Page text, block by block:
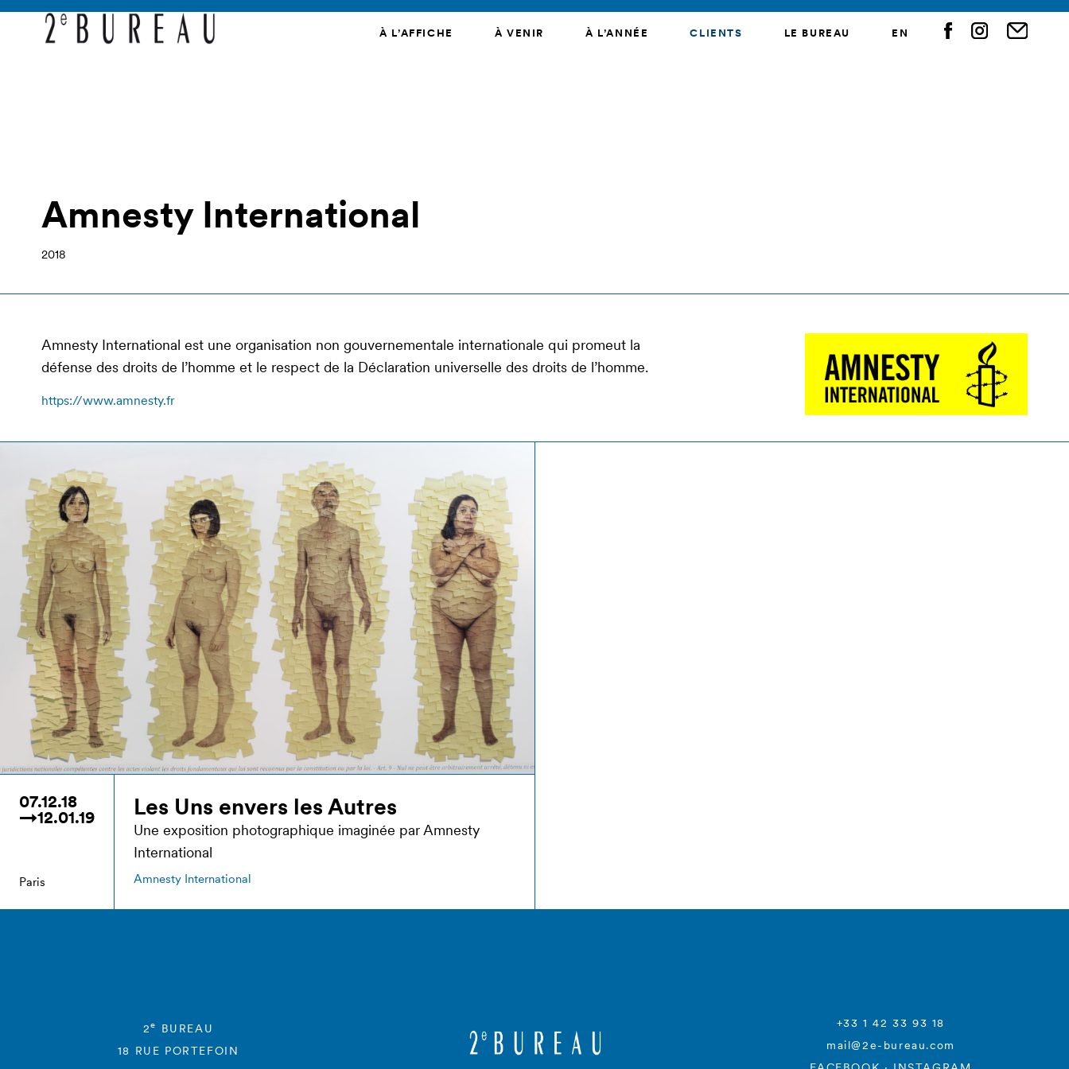
À L’AFFICHE À VENIR À L’ANNÉE CLIENTS LE BUREAU EN
Amnesty International
2018
Amnesty International est une organisation non gouvernementale internationale qui promeut la
défense des droits de l’homme et le respect de la Déclaration universelle des droits de l’homme.
https://www.amnesty.fr
07.12.18
→12.01.19
Paris
Les Uns envers les Autres
Une exposition photographique imaginée par Amnesty
International
Amnesty International
2e
BUREAU
18 RUE PORTEFOIN
+33 1 42 33 93 18
mail@2e-bureau.com